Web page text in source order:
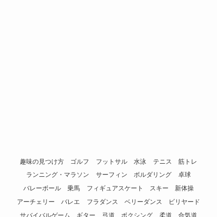
趣味の見つけ方 ゴルフ フットサル 水泳 テニス
筋トレ
ランニング・マラソン
サーフィン ボルダリング
卓球
バレーボール
乗馬 フィギュアスケート スキー
新体操
アーチェリー
バレエ フラダンス ベリーダンス
ビリヤード
サバイバルゲーム
ギター 弓道 ボクシング 柔道 合気道